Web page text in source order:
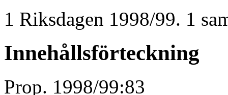
1 Riksdagen 1998/99. 1
Innehållsförteckning
Prop. 1998/99:83